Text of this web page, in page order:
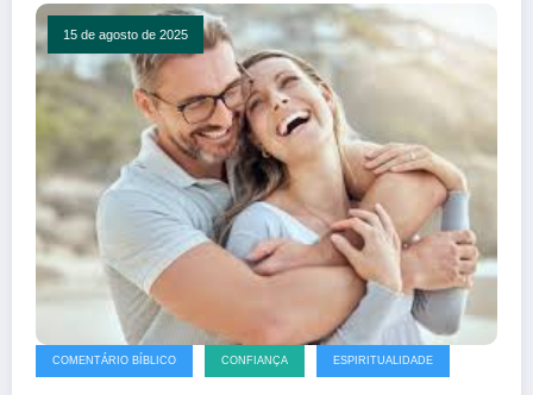
15 de agosto de 2025
COMENTÁRIO BÍBLICO CONFIANÇA ESPIRITUALIDADE